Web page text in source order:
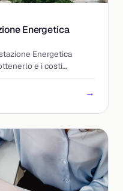
Energetica
Energetica
e i costi
→